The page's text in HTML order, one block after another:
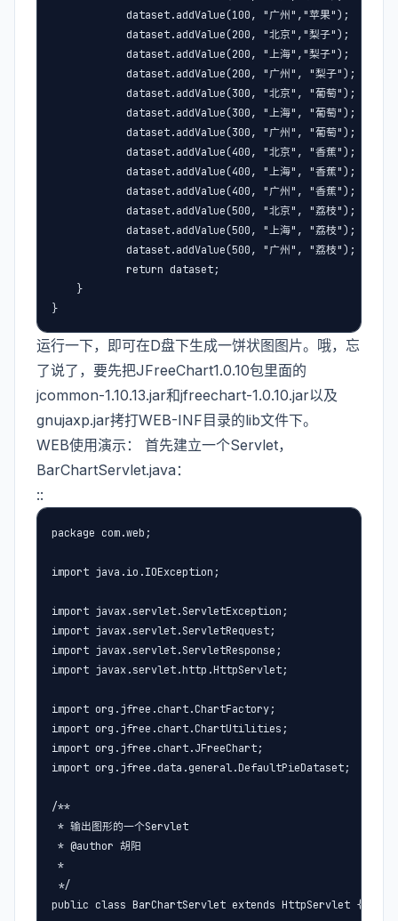
            dataset.addValue(100, "广州","苹果");
            dataset.addValue(200, "北京","梨子");
            dataset.addValue(200, "上海","梨子");
            dataset.addValue(200, "广州", "梨子");
            dataset.addValue(300, "北京", "葡萄");
            dataset.addValue(300, "上海", "葡萄");
            dataset.addValue(300, "广州", "葡萄");
            dataset.addValue(400, "北京", "香蕉");
            dataset.addValue(400, "上海", "香蕉");
            dataset.addValue(400, "广州", "香蕉");
            dataset.addValue(500, "北京", "荔枝");
            dataset.addValue(500, "上海", "荔枝");
            dataset.addValue(500, "广州", "荔枝");
            return dataset;
    }
}
运行一下，即可在D盘下生成一饼状图图片。哦，忘
了说了，要先把JFreeChart1.0.10包里面的
jcommon-1.10.13.jar和jfreechart-1.0.10.jar以及
gnujaxp.jar拷打WEB-INF目录的lib文件下。
WEB使用演示： 首先建立一个Servlet，
BarChartServlet.java：
::
package com.web;
import java.io.IOException;
import javax.servlet.ServletException;
import javax.servlet.ServletRequest;
import javax.servlet.ServletResponse;
import javax.servlet.http.HttpServlet;
import org.jfree.chart.ChartFactory;
import org.jfree.chart.ChartUtilities;
import org.jfree.chart.JFreeChart;
import org.jfree.data.general.DefaultPieDataset;
/**
* 输出图形的一个Servlet
* @author 胡阳
*
*/
public class BarChartServlet extends HttpServlet {